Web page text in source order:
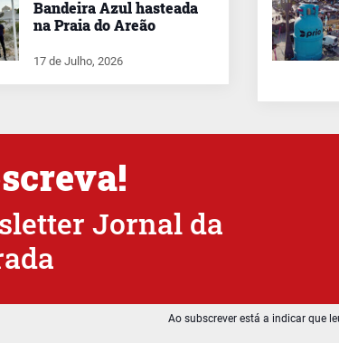
Bandeira Azul hasteada
na Praia do Areão
17 de Julho, 2026
Jornal da
Ao subscrever está a indicar que